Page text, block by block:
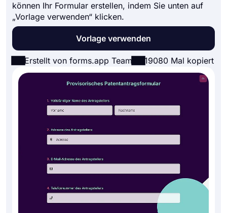
können Ihr Formular erstellen, indem Sie unten auf
„Vorlage verwenden“ klicken.
Vorlage verwenden
Erstellt von forms.app Team 19080 Mal kopiert